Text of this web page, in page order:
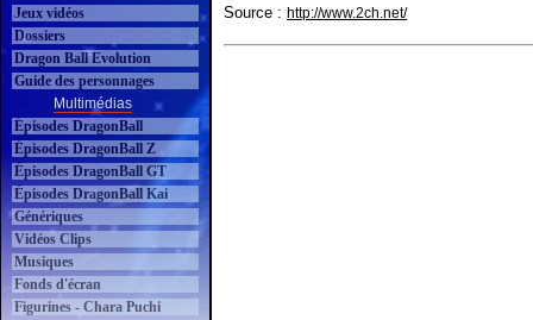
Jeux vidéos
Dossiers
Dragon Ball Evolution
Guide des personnages
Multimédias
Épisodes DragonBall
Épisodes DragonBall Z
Épisodes DragonBall GT
Épisodes DragonBall Kai
Génériques
Vidéos Clips
Musiques
Fonds d'écran
Figurines - Chara Puchi
Source : http://www.2ch.net/